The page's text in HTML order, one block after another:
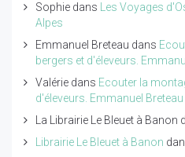
Sophie dans Les Voyages
Alpes
Emmanuel Breteau dans
bergers et d'éleveurs.
Valérie dans Ecouter la
d'éleveurs. Emmanuel Breteau
La Librairie Le Bleuet à Banon
Librairie Le Bleuet à Banon